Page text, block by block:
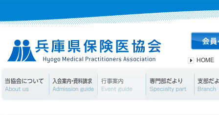
HOME